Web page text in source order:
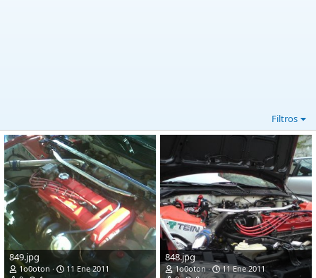
Filtros
849.jpg
1o0oton
11 Ene 2011
848.jpg
1o0oton
11 Ene 2011